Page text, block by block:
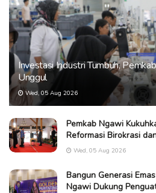
Investasi Industri Tumbuh,
Unggul
Wed, 05 Aug 2026
Pemkab Ngawi
Reformasi Birokrasi
Wed, 05 Aug 2026
Bangun Generasi
Ngawi Dukung